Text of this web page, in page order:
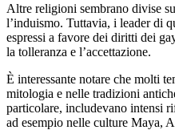
Altre religioni sembrano divise
l’induismo. Tuttavia, i leader di
espressi a favore dei diritti dei
la tolleranza e l’accettazione.
È interessante notare che molti
mitologia e nelle tradizioni
particolare, includevano intensi
ad esempio nelle culture Maya,